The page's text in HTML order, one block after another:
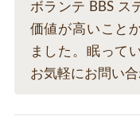
ボランテ BBS ス
価値が高いこと
ました。眠って
お気軽にお問い合